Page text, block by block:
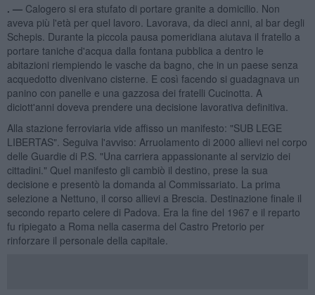
. — Calogero si era stufato di portare granite a domicilio. Non
aveva più l'età per quel lavoro. Lavorava, da dieci anni, al bar degli
Schepis. Durante la piccola pausa pomeridiana aiutava il fratello a
portare taniche d'acqua dalla fontana pubblica a dentro le
abitazioni riempiendo le vasche da bagno, che in un paese senza
acquedotto divenivano cisterne. E così facendo si guadagnava un
panino con panelle e una gazzosa dei fratelli Cucinotta. A
diciott'anni doveva prendere una decisione lavorativa definitiva.
Alla stazione ferroviaria vide affisso un manifesto: "SUB LEGE
LIBERTAS". Seguiva l'avviso: Arruolamento di 2000 allievi nel corpo
delle Guardie di P.S. "Una carriera appassionante al servizio dei
cittadini." Quel manifesto gli cambiò il destino, prese la sua
decisione e presentò la domanda al Commissariato. La prima
selezione a Nettuno, il corso allievi a Brescia. Destinazione finale il
secondo reparto celere di Padova. Era la fine del 1967 e il reparto
fu ripiegato a Roma nella caserma del Castro Pretorio per
rinforzare il personale della capitale.